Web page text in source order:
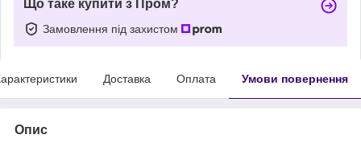
Що таке купити з Пром?
Замовлення під захистом
Доставка Оплата Умови повернення
Опис